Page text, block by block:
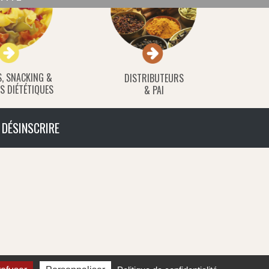
SNACKING &
DIÉTÉTIQUES
DISTRIBUTEURS
& PAI